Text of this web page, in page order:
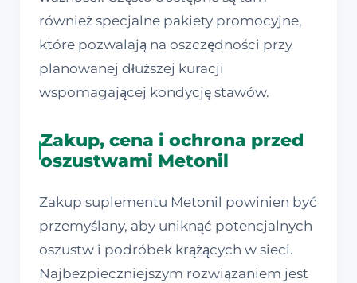
również specjalne pakiety promocyjne,
które pozwalają na oszczędności przy
planowanej dłuższej kuracji
wspomagającej kondycję stawów.
Zakup, cena i ochrona przed
oszustwami Metonil
Zakup suplementu Metonil powinien być
przemyślany, aby uniknąć potencjalnych
oszustw i podróbek krążących w sieci.
Najbezpieczniejszym rozwiązaniem jest